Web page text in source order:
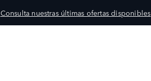
Consulta nuestras últimas ofertas disponibles